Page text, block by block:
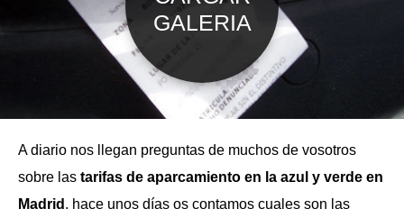
A diario nos llegan preguntas de muchos de vosotros
sobre las tarifas de aparcamiento en la azul y verde en
Madrid , hace unos días os contamos cuales son las